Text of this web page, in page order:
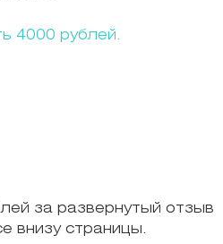
4000 рублей.
за развернутый отзыв
внизу страницы.